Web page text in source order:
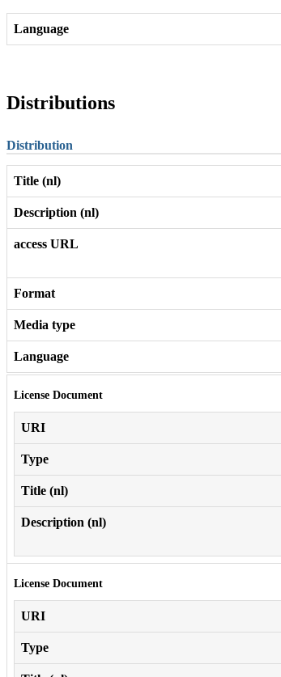
Language
Distributions
Distribution
Title (nl)
Description (nl)
access URL
Format
Media type
Language
License Document
URI
Type
Title (nl)
Description (nl)
License Document
URI
Type